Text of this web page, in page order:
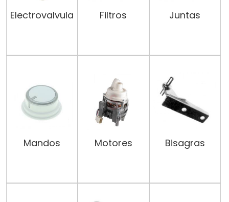
Electrovalvula Filtros Juntas
Mandos Motores Bisagras